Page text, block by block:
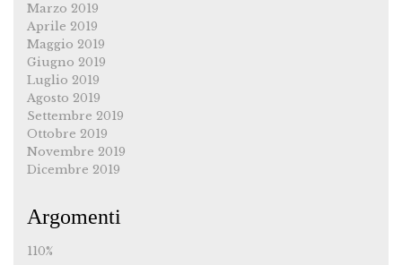
Marzo 2019
Aprile 2019
Maggio 2019
Giugno 2019
Luglio 2019
Agosto 2019
Settembre 2019
Ottobre 2019
Novembre 2019
Dicembre 2019
Argomenti
110%